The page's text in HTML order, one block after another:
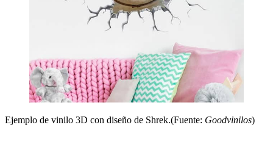
Ejemplo de vinilo 3D con diseño de Shrek.(Fuente: Goodvinilos)